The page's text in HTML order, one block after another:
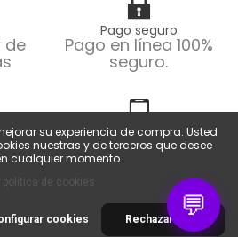
de
Pago seguro
Pago en línea 100%
seguro.
Servicio al cliente
De lunes a viernes de
💬
su experiencia de compra. Usted
nuestras y de terceros que desee
cualquier momento.
política de cookies
Rechazar todo
cookies